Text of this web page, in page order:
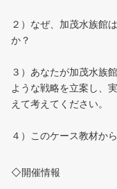
２）なぜ、加茂水族館
か？
３）あなたが加茂水族
ような戦略を立案し、
えて考えてください。
４）このケース教材か
◇開催情報